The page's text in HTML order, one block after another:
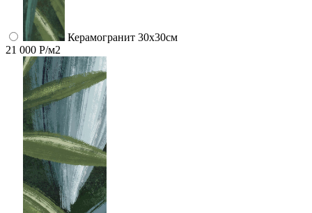
Керамогранит 30х30см
21 000 Р/м2